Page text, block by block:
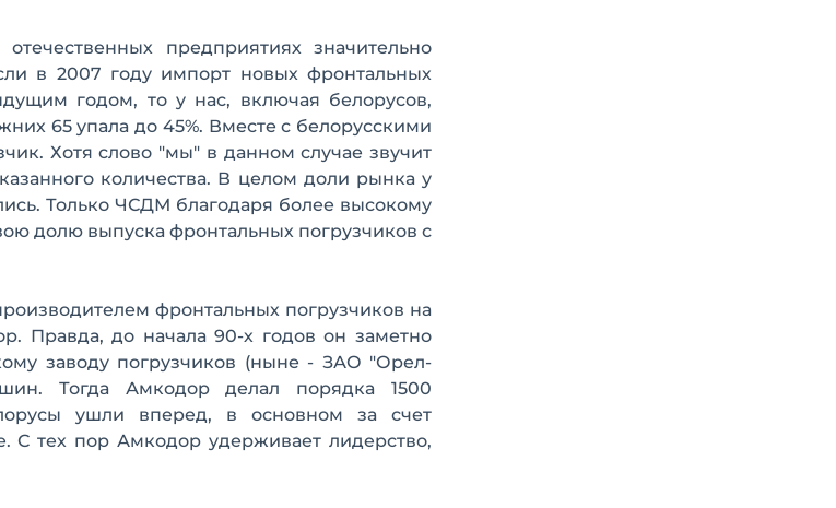
предприятиях значительно
в 2007 году импорт новых фронтальных
годом, то у нас, включая белорусов,
65 упала до 45%. Вместе с белорусскими
Хотя слово "мы" в данном случае звучит
количества. В целом доли рынка у
Только ЧСДМ благодаря более высокому
долю выпуска фронтальных погрузчиков с
фронтальных погрузчиков на
Правда, до начала 90-х годов он заметно
заводу погрузчиков (ныне - ЗАО "Орел-
Тогда Амкодор делал порядка 1500
ушли вперед, в основном за счет
С тех пор Амкодор удерживает лидерство,